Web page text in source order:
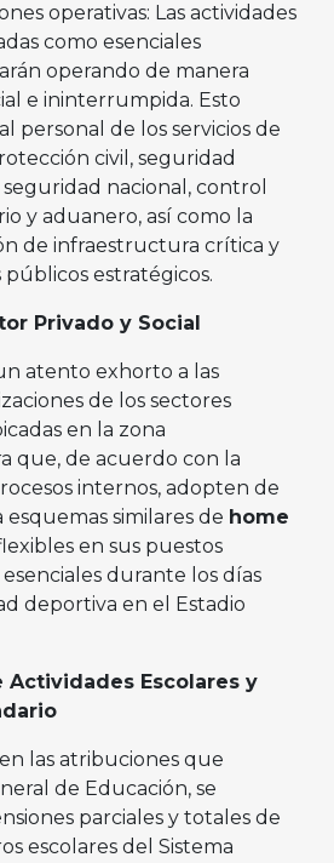
operativas: Las actividades
como esenciales
operando de manera
e ininterrumpida. Esto
personal de los servicios de
civil, seguridad
nacional, control
y aduanero, así como la
de infraestructura crítica y
públicos estratégicos.
Privado y Social
atento exhorto a las
de los sectores
en la zona
que, de acuerdo con la
internos, adopten de
similares de home
en sus puestos
durante los días
deportiva en el Estadio
Actividades Escolares y
las atribuciones que
de Educación, se
parciales y totales de
escolares del Sistema